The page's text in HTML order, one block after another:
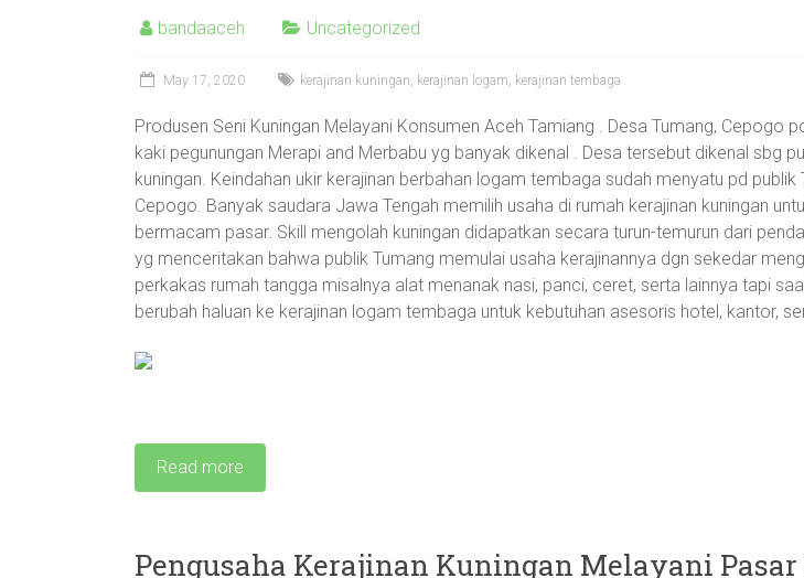
bandaaceh Uncategorized
May 17, 2020 kerajinan kuningan, kerajinan logam, kerajinan tembaga
Produsen Seni Kuningan Melayani Konsumen Aceh Tamiang . Desa Tumang, Cepogo
kaki pegunungan Merapi and Merbabu yg banyak dikenal . Desa tersebut dikenal sbg
kuningan. Keindahan ukir kerajinan berbahan logam tembaga sudah menyatu pd publik
Cepogo. Banyak saudara Jawa Tengah memilih usaha di rumah kerajinan kuningan
bermacam pasar. Skill mengolah kuningan didapatkan secara turun-temurun dari
yg menceritakan bahwa publik Tumang memulai usaha kerajinannya dgn sekedar
perkakas rumah tangga misalnya alat menanak nasi, panci, ceret, serta lainnya tapi
berubah haluan ke kerajinan logam tembaga untuk kebutuhan asesoris hotel, kantor,
Read more
Pengusaha Kerajinan Kuningan Melayani